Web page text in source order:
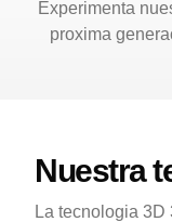
Experimenta
proxima
Nuestra
La tecnologia 3D